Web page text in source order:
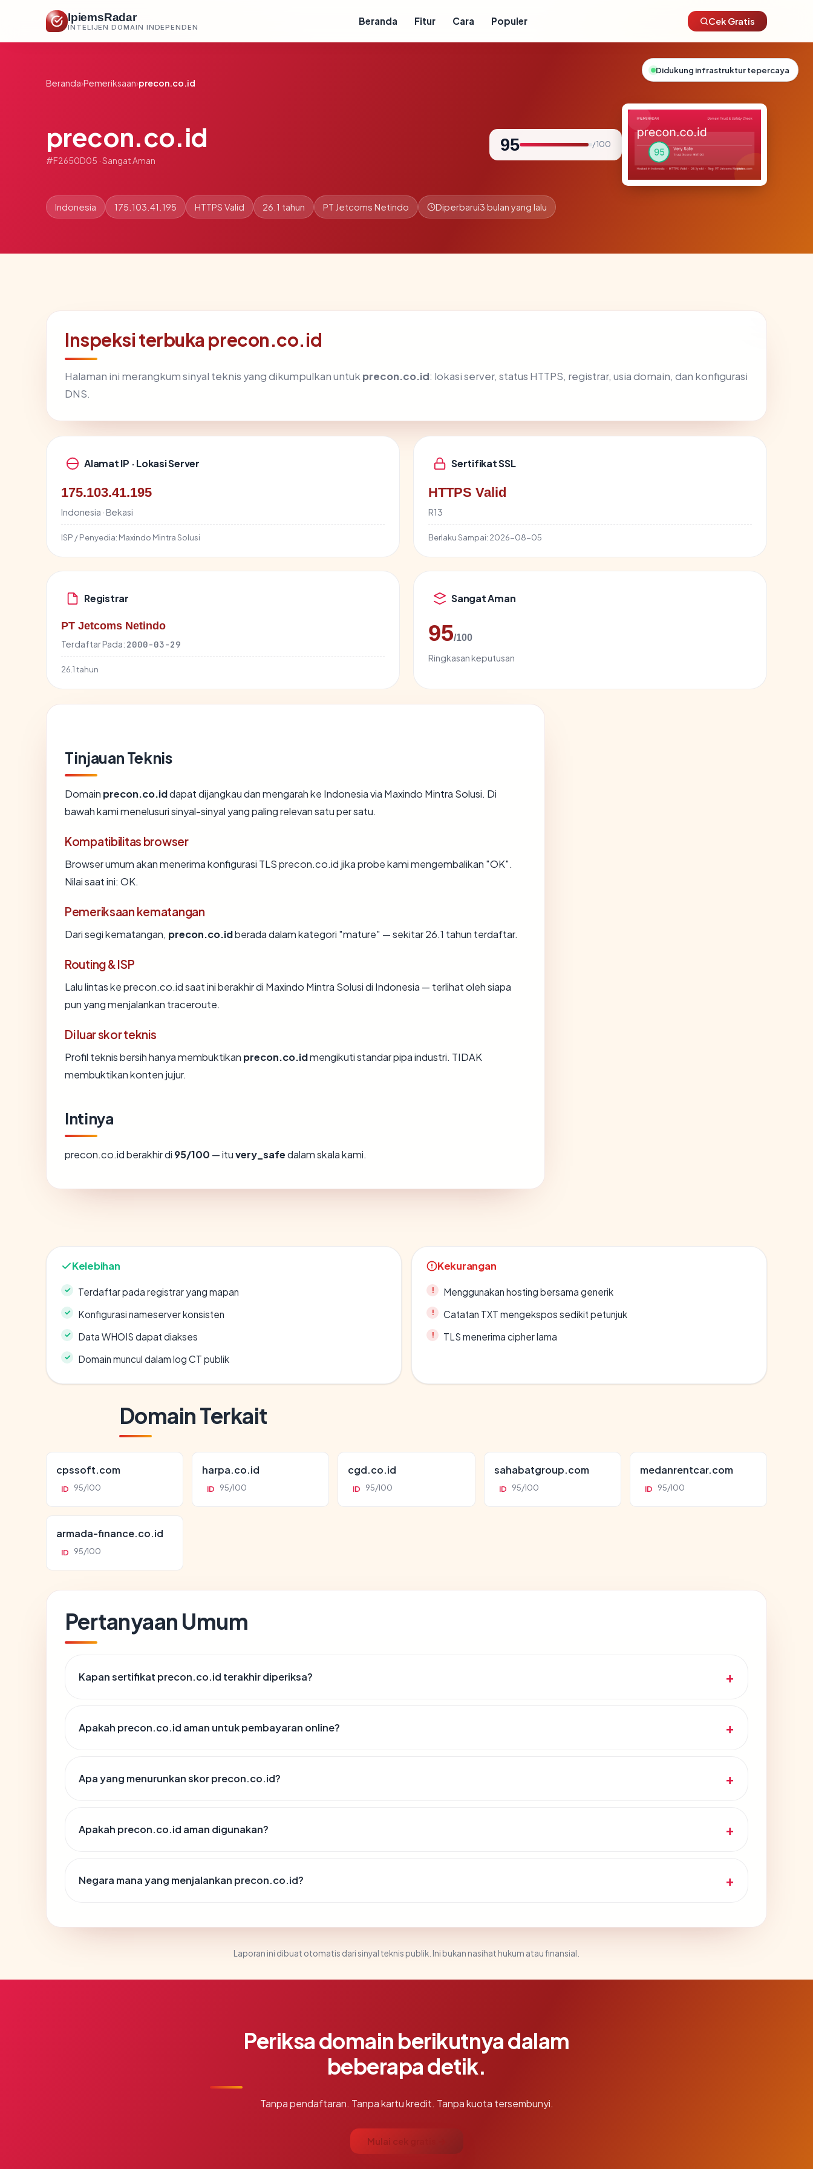
IpiemsRadar
INTELIJEN DOMAIN INDEPENDEN
Beranda Fitur Cara Populer Cek Gratis
Beranda›Pemeriksaan›precon.co.id
precon.co.id
#F2650D05 · Sangat Aman
95 / 100
Indonesia 175.103.41.195 HTTPS Valid 26.1 tahun PT Jetcoms Netindo Diperbarui3 bulan yang lalu
Inspeksi terbuka precon.co.id
Halaman ini merangkum sinyal teknis yang dikumpulkan untuk precon.co.id: lokasi server, status HTTPS, registrar, usia domain, dan konfigurasi
DNS.
Alamat IP · Lokasi Server
175.103.41.195
Indonesia · Bekasi
ISP / Penyedia: Maxindo Mintra Solusi
Sertifikat SSL
HTTPS Valid
R13
Berlaku Sampai: 2026-08-05
Registrar
PT Jetcoms Netindo
Terdaftar Pada: 2000-03-29
26.1 tahun
Sangat Aman
95/100
Ringkasan keputusan
Tinjauan Teknis
Domain precon.co.iddapat dijangkau dan mengarah ke Indonesia via Maxindo Mintra Solusi. Di
bawah kami menelusuri sinyal-sinyal yang paling relevan satu per satu.
Kompatibilitas browser
Browser umum akan menerima konfigurasi TLS precon.co.id jika probe kami mengembalikan "OK".
Nilai saat ini: OK.
Pemeriksaan kematangan
Dari segi kematangan, precon.co.idberada dalam kategori "mature" — sekitar 26.1 tahun terdaftar.
Routing & ISP
Lalu lintas ke precon.co.id saat ini berakhir di Maxindo Mintra Solusi di Indonesia — terlihat oleh siapa
pun yang menjalankan traceroute.
Di luar skor teknis
Profil teknis bersih hanya membuktikan precon.co.idmengikuti standar pipa industri. TIDAK
membuktikan konten jujur.
Intinya
precon.co.id berakhir di 95/100 — ituvery_safedalam skala kami.
Kelebihan
Terdaftar pada registrar yang mapan
Konfigurasi nameserver konsisten
Data WHOIS dapat diakses
Domain muncul dalam log CT publik
Kekurangan
Menggunakan hosting bersama generik
Catatan TXT mengekspos sedikit petunjuk
TLS menerima cipher lama
Domain Terkait
cpssoft.com
ID 95/100
harpa.co.id
ID 95/100
cgd.co.id
ID 95/100
sahabatgroup.com
ID 95/100
medanrentcar.com
ID 95/100
armada-finance.co.id
ID 95/100
Pertanyaan Umum
Kapan sertifikat precon.co.id terakhir diperiksa?
Apakah precon.co.id aman untuk pembayaran online?
Apa yang menurunkan skor precon.co.id?
Apakah precon.co.id aman digunakan?
Negara mana yang menjalankan precon.co.id?
Laporan ini dibuat otomatis dari sinyal teknis publik. Ini bukan nasihat hukum atau finansial.
Periksa domain berikutnya dalam
beberapa detik.
Tanpa pendaftaran. Tanpa kartu kredit. Tanpa kuota tersembunyi.
Mulai cek gratis →
Didukung infrastruktur tepercaya